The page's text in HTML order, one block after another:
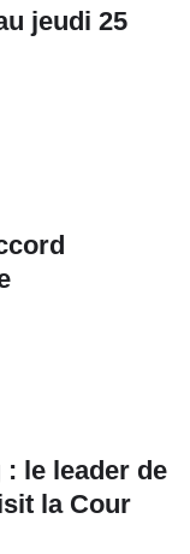
jeudi 25
: le leader de
la Cour